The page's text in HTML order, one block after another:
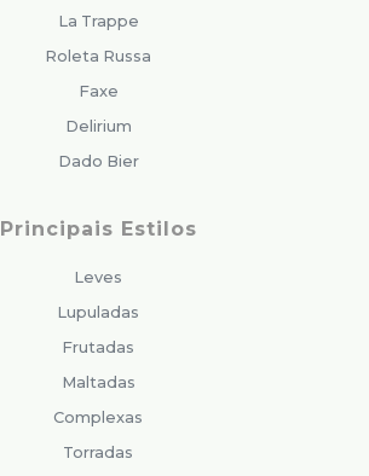
La Trappe
Roleta Russa
Faxe
Delirium
Dado Bier
Principais Estilos
Leves
Lupuladas
Frutadas
Maltadas
Complexas
Torradas